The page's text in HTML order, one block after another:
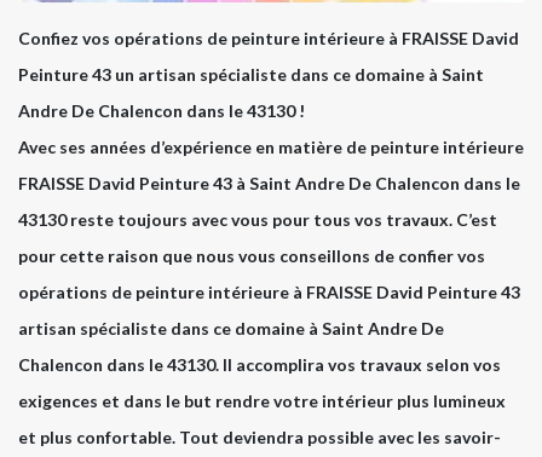
Confiez vos opérations de peinture intérieure à FRAISSE David
Peinture 43 un artisan spécialiste dans ce domaine à Saint
Andre De Chalencon dans le 43130 !
Avec ses années d’expérience en matière de peinture intérieure
FRAISSE David Peinture 43 à Saint Andre De Chalencon dans le
43130 reste toujours avec vous pour tous vos travaux. C’est
pour cette raison que nous vous conseillons de confier vos
opérations de peinture intérieure à FRAISSE David Peinture 43
artisan spécialiste dans ce domaine à Saint Andre De
Chalencon dans le 43130. Il accomplira vos travaux selon vos
exigences et dans le but rendre votre intérieur plus lumineux
et plus confortable. Tout deviendra possible avec les savoir-